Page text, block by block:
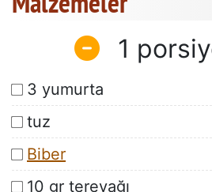
1
3 yumurta
tuz
Biber
10 gr tereyağı